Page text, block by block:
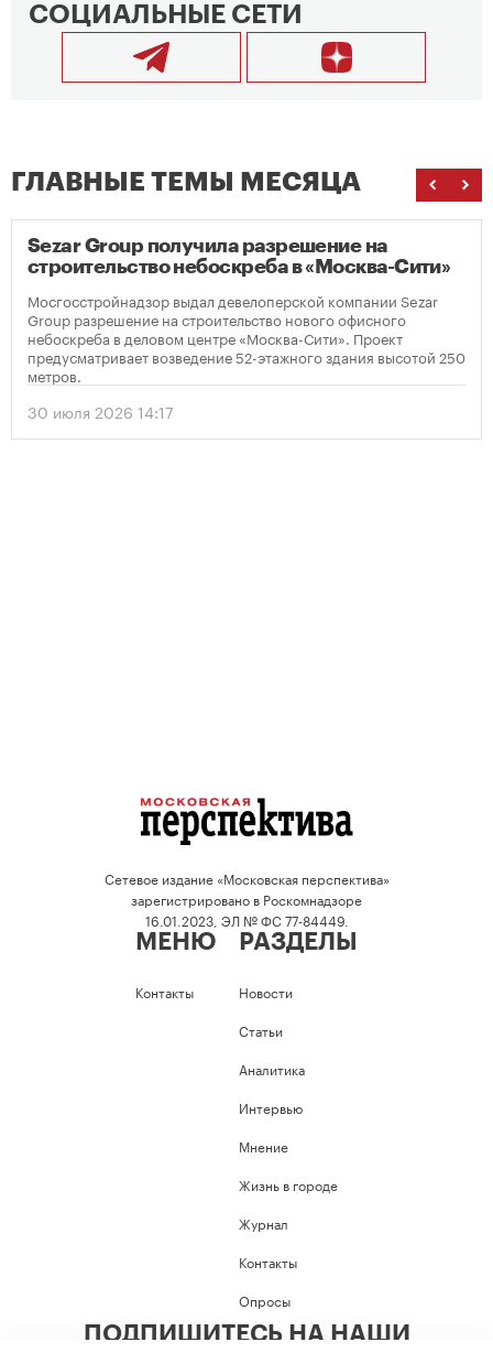
СОЦИАЛЬНЫЕ СЕТИ
ГЛАВНЫЕ ТЕМЫ МЕСЯЦА
Sezar Group получила разрешение на
строительство небоскреба в «Москва-Сити»
Мосгосстройнадзор выдал девелоперской компании Sezar
Group разрешение на строительство нового офисного
небоскреба в деловом центре «Москва-Сити». Проект
предусматривает возведение 52-этажного здания высотой 250
метров.
30 июля 2026 14:17
Сетевое издание «Московская перспектива»
зарегистрировано в Роскомнадзоре
16.01.2023, ЭЛ № ФС 77-84449.
МЕНЮ
Контакты
РАЗДЕЛЫ
Новости
Статьи
Аналитика
Интервью
Мнение
Жизнь в городе
Журнал
Контакты
Опросы
ПОДПИШИТЕСЬ НА НАШИ